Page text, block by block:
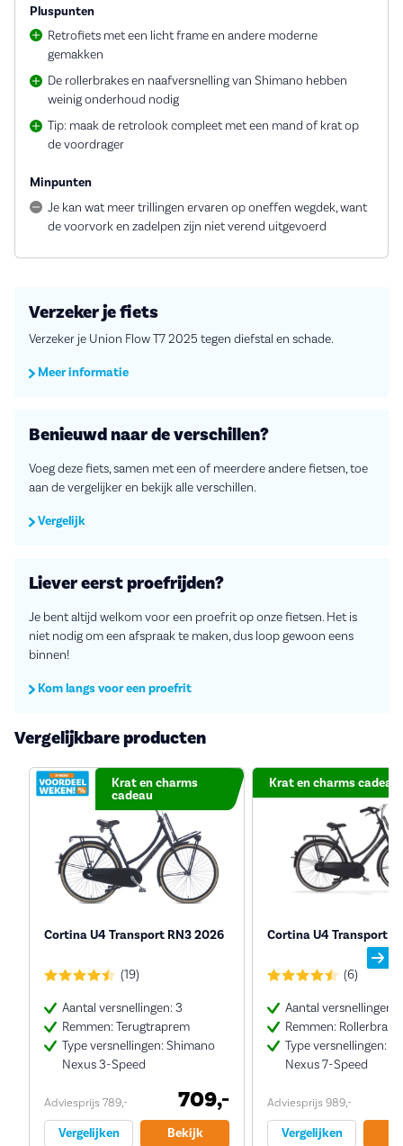
Pluspunten
Retrofiets met een licht frame en andere moderne
gemakken
De rollerbrakes en naafversnelling van Shimano hebben
weinig onderhoud nodig
Tip: maak de retrolook compleet met een mand of krat op
de voordrager
Minpunten
Je kan wat meer trillingen ervaren op oneffen wegdek, want
de voorvork en zadelpen zijn niet verend uitgevoerd
Verzeker je fiets
Verzeker je Union Flow T7 2025 tegen diefstal en schade.
Meer informatie
Benieuwd naar de verschillen?
Voeg deze fiets, samen met een of meerdere andere fietsen, toe
aan de vergelijker en bekijk alle verschillen.
Vergelijk
Liever eerst proefrijden?
Je bent altijd welkom voor een proefrit op onze fietsen. Het is
niet nodig om een afspraak te maken, dus loop gewoon eens
binnen!
Kom langs voor een proefrit
Vergelijkbare producten
Krat en charms
cadeau
Cortina U4 Transport RN3 2026
(19)
Aantal versnellingen: 3
Remmen: Terugtraprem
Type versnellingen: Shimano
Nexus 3-Speed
Adviesprijs 789,- 709,-
Vergelijken Bekijk
Krat en charms cadeau
Cortina U4 Transport
(6)
Aantal versnellingen:
Remmen:
Type versnellingen:
Nexus 7-Speed
Adviesprijs 989,-
Vergelijken